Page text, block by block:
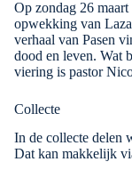
Op zondag 26
opwekking van
verhaal van Pasen
dood en leven. Wat
viering is pastor
Collecte
In de collecte delen
Dat kan makkelijk